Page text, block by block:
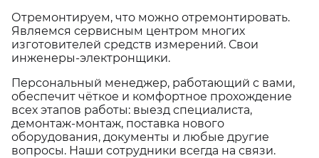
Отремонтируем, что можно отремонтировать.
Являемся сервисным центром многих
изготовителей средств измерений. Свои
инженеры-электронщики.
Персональный менеджер, работающий с вами,
обеспечит чёткое и комфортное прохождение
всех этапов работы: выезд специалиста,
демонтаж-монтаж, поставка нового
оборудования, документы и любые другие
вопросы. Наши сотрудники всегда на связи.